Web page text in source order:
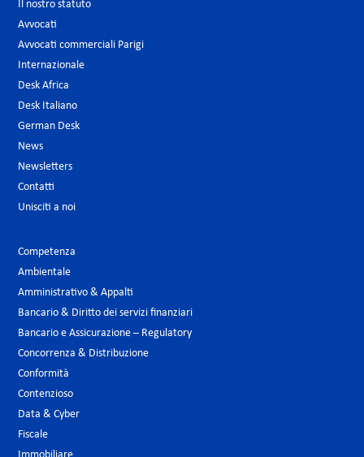
Il nostro statuto
Avvocati
Avvocati commerciali Parigi
Internazionale
Desk Africa
Desk Italiano
German Desk
News
Newsletters
Contatti
Unisciti a noi
Competenza
Ambientale
Amministrativo & Appalti
Bancario & Diritto dei servizi finanziari
Bancario e Assicurazione – Regulatory
Concorrenza & Distribuzione
Conformità
Contenzioso
Data & Cyber
Fiscale